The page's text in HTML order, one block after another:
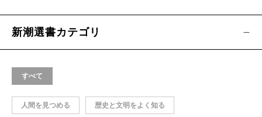
新潮選書カテゴリ
すべて
人間を見つめる 歴史と文明をよく知る